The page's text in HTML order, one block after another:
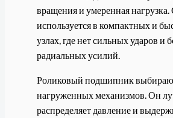
вращения и умеренная нагрузка.
используется в компактных и
узлах, где нет сильных ударов и
радиальных усилий.
Роликовый подшипник
нагруженных механизмов. Он
распределяет давление и